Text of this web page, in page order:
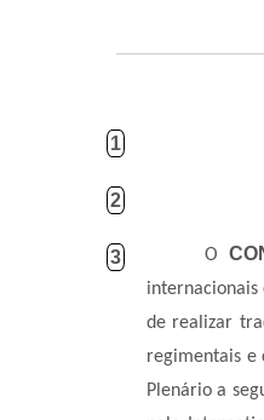
1
2
3 O
internacionais
de realizar
regimentais e
Plenário a